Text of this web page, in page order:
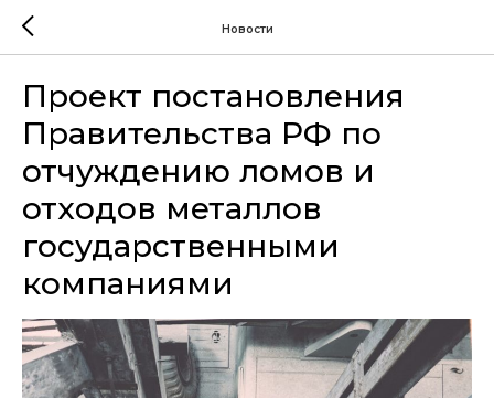
Новости
Проект постановления
Правительства РФ по
отчуждению ломов и
отходов металлов
государственными
компаниями